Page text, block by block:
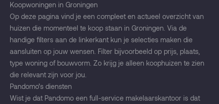
Koopwoningen in Groningen
Op deze pagina vind je een compleet en actueel overzicht van
huizen die momenteel te koop staan in Groningen. Via de
handige filters aan de linkerkant kun je selecties maken die
aansluiten op jouw wensen. Filter bijvoorbeeld op prijs, plaats,
type woning of bouwvorm. Zo krijg je alleen koophuizen te zien
die relevant zijn voor jou.
Pandomo’s diensten
Wist je dat Pandomo een full-service makelaarskantoor is dat